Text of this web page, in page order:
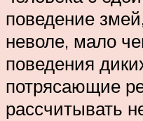
поведение
неволе, мало
поведения
потрясающие
рассчитывать